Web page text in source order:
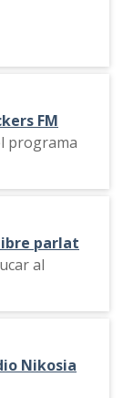
FM
programa
parlat
al
Nikosia